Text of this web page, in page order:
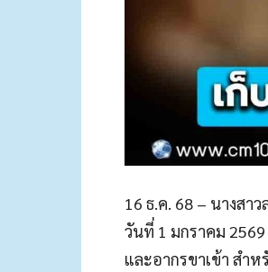
16 ธ.ค. 68 – นางสา
วันที่ 1 มกราคม
และอากรขาเข้า สำ